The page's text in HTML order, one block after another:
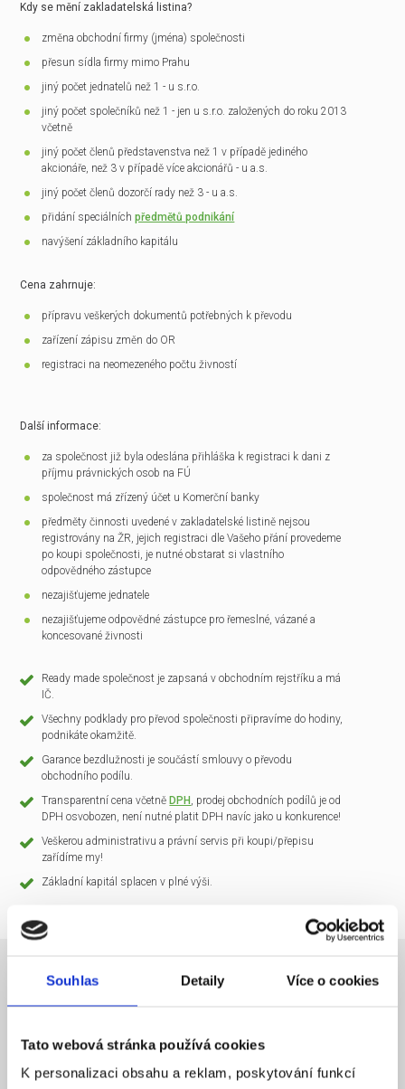
Souhlas Detaily Více o cookies
Tato webová stránka používá cookies
K personalizaci obsahu a reklam, poskytování funkcí
Kdy se mění zakladatelská listina?
změna obchodní firmy (jména) společnosti
přesun sídla firmy mimo Prahu
jiný počet jednatelů než 1 - u s.r.o.
jiný počet společníků než 1 - jen u s.r.o. založených do roku 2013
včetně
jiný počet členů představenstva než 1 v případě jediného
akcionáře, než 3 v případě více akcionářů - u a.s.
jiný počet členů dozorčí rady než 3 - u a.s.
přidání speciálníchpředmětů podnikání
navýšení základního kapitálu
Cena zahrnuje:
přípravu veškerých dokumentů potřebných k převodu
zařízení zápisu změn do OR
registraci na neomezeného počtu živností
Další informace:
za společnost již byla odeslána přihláška k registraci k dani z
příjmu právnických osob na FÚ
společnost má zřízený účet u Komerční banky
předměty činnosti uvedené v zakladatelské listině nejsou
registrovány na ŽR, jejich registraci dle Vašeho přání provedeme
po koupi společnosti, je nutné obstarat si vlastního
odpovědného zástupce
nezajišťujeme jednatele
nezajišťujeme odpovědné zástupce pro řemeslné, vázané a
koncesované živnosti
Ready made společnost je zapsaná v obchodním rejstříku a má
IČ.
Všechny podklady pro převod společnosti připravíme do hodiny,
podnikáte okamžitě.
Garance bezdlužnosti je součástí smlouvy o převodu
obchodního podílu.
Transparentní cena včetně DPH , prodej obchodních podílů je od
DPH osvobozen, není nutné platit DPH navíc jako u konkurence!
Veškerou administrativu a právní servis při koupi/přepisu
zařídíme my!
Základní kapitál splacen v plné výši.
KAPITÁL
SÍDLO Praha 1